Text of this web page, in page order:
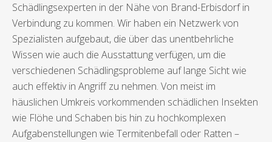
Schädlingsexperten in der Nähe von Brand-Erbisdorf in
Verbindung zu kommen. Wir haben ein Netzwerk von
Spezialisten aufgebaut, die über das unentbehrliche
Wissen wie auch die Ausstattung verfügen, um die
verschiedenen Schädlingsprobleme auf lange Sicht wie
auch effektiv in Angriff zu nehmen. Von meist im
häuslichen Umkreis vorkommenden schädlichen Insekten
wie Flöhe und Schaben bis hin zu hochkomplexen
Aufgabenstellungen wie Termitenbefall oder Ratten –